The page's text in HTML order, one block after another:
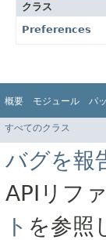
クラス
Preferences
概要 モジュール パ
すべてのクラス
バグを報
APIリフ
ト を参照